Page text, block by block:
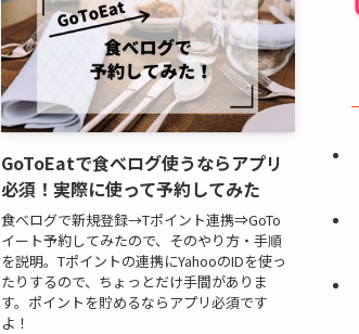
GoToEatで食べログ使うならアプリ
必須！実際に使って予約してみた
食べログで新規登録→Tポイント連携⇒GoTo
イート予約してみたので、そのやり方・手順
を説明。Tポイントの連携にYahooのIDを使っ
たりするので、ちょっとだけ手間がありま
す。ポイントを貯めるならアプリ必須です
よ！